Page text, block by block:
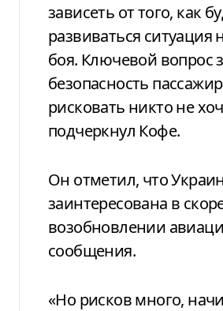
зависеть от того, как
развиваться ситуация
боя. Ключевой вопрос
безопасность
рисковать никто не
подчеркнул Кофе.
Он отметил, что
заинтересована в
возобновлении
сообщения.
«Но рисков много,